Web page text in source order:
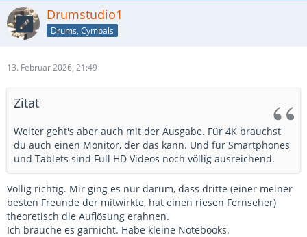
Drumstudio1
Drums, Cymbals
13. Februar 2026, 21:49
Zitat
Weiter geht's aber auch mit der Ausgabe. Für 4K brauchst
du auch einen Monitor, der das kann. Und für Smartphones
und Tablets sind Full HD Videos noch völlig ausreichend.
Völlig richtig. Mir ging es nur darum, dass dritte (einer meiner
besten Freunde der mitwirkte, hat einen riesen Fernseher)
theoretisch die Auflösung erahnen.
Ich brauche es garnicht. Habe kleine Notebooks.